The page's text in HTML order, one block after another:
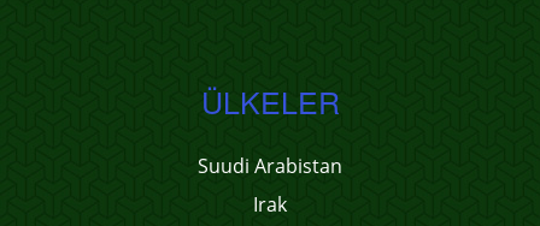
ÜLKELER
Suudi Arabistan
Irak